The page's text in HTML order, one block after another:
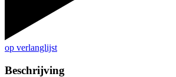
op verlanglijst
Beschrijving